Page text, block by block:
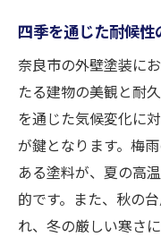
四季を通じた耐候性
奈良市の外壁塗装に
たる建物の美観と耐
を通じた気候変化に
が鍵となります。梅
ある塗料が、夏の高
的です。また、秋の
れ、冬の厳しい寒さ